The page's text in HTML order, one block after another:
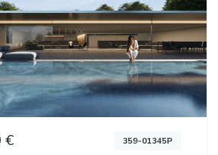
€ 359-01345P